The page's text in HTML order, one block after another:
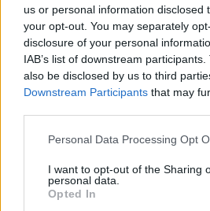
us or personal information disclosed
your opt-out. You may separately
disclosure of your personal
IAB’s list of downstream
also be disclosed by us to third
Downstream Participants that may
Please note that this website/app
not limited to your visit or usage
grant or deny consent to Google and
use your data for below specified
Personal Data Processing Opt
I want to opt-out of the Sharing
personal data.
Opted In